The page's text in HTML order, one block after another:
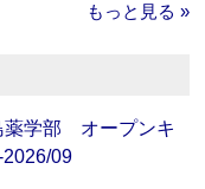
もっと見る »
学部 オープンキ
09